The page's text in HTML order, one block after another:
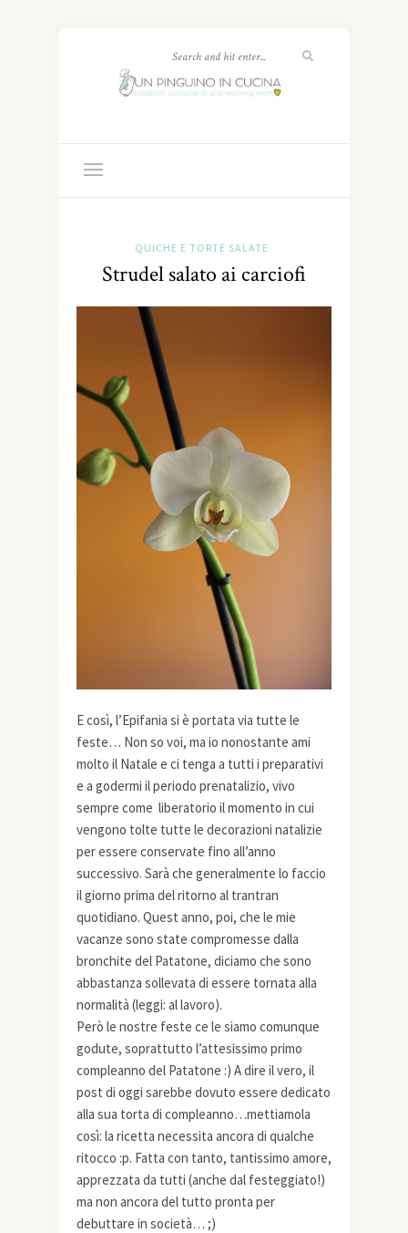
QUICHE E TORTE SALATE
Strudel salato ai carciofi
E così, l’Epifania si è portata via tutte le
feste… Non so voi, ma io nonostante ami
molto il Natale e ci tenga a tutti i preparativi
e a godermi il periodo prenatalizio, vivo
sempre come liberatorio il momento in cui
vengono tolte tutte le decorazioni natalizie
per essere conservate fino all’anno
successivo. Sarà che generalmente lo faccio
il giorno prima del ritorno al trantran
quotidiano. Quest anno, poi, che le mie
vacanze sono state compromesse dalla
bronchite del Patatone, diciamo che sono
abbastanza sollevata di essere tornata alla
normalità (leggi: al lavoro).
Però le nostre feste ce le siamo comunque
godute, soprattutto l’attesissimo primo
compleanno del Patatone :) A dire il vero, il
post di oggi sarebbe dovuto essere dedicato
alla sua torta di compleanno…mettiamola
così: la ricetta necessita ancora di qualche
ritocco :p. Fatta con tanto, tantissimo amore,
apprezzata da tutti (anche dal festeggiato!)
ma non ancora del tutto pronta per
debuttare in società… ;)